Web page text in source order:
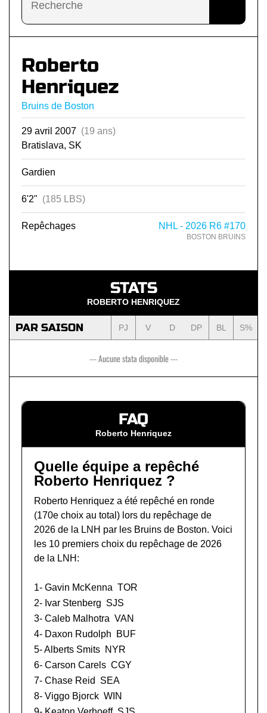
Roberto
Henriquez
Bruins de Boston
29 avril 2007 (19 ans)
Bratislava, SK
Gardien
6'2" (185 LBS)
Repêchages NHL - 2026 R6 #170
BOSTON BRUINS
STATS
ROBERTO HENRIQUEZ
PAR SAISON PJ V D DP BL S%
--- Aucune stata disponible ---
FAQ
Roberto Henriquez
Quelle équipe a repêché
Roberto Henriquez ?
Roberto Henriquez a été repêché en ronde
(170e choix au total) lors du repêchage de
2026 de la LNH par les Bruins de Boston. Voici
les 10 premiers choix du repêchage de 2026
de la LNH:
1- Gavin McKenna TOR
2- Ivar Stenberg SJS
3- Caleb Malhotra VAN
4- Daxon Rudolph
BUF
5-Alberts Smits NYR
6- Carson Carels CGY
7- Chase Reid
SEA
8- Viggo Bjorck WIN